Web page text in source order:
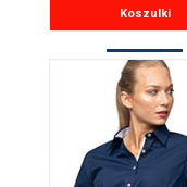
Koszulki